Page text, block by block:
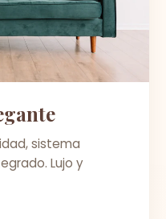
sistema
Lujo y